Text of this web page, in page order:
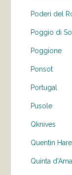
Poderi del
Poggio di
Poggione
Ponsot
Portugal
Pusole
Qknives
Quentin Harel
Quinta